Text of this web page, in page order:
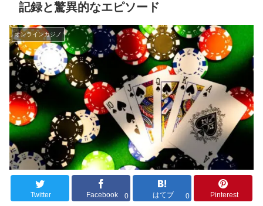
記録と驚異的なエピソード
オンラインカジノ
Twitter Facebook 0 はてブ 0 Pinterest